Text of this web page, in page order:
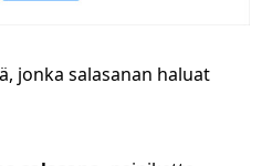
jonka salasanan haluat